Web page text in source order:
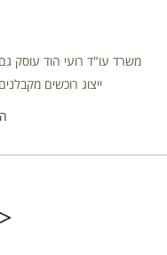
משרד עו"ד רועי הוד עוסק גם
ייצוג רוכשים